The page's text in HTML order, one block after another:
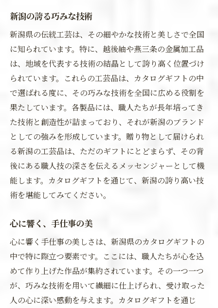
新潟の誇る巧みな技術
新潟県の伝統工芸は、その細やかな技術と美しさで全国
に知られています。特に、越後紬や燕三条の金属加工品
は、地域を代表する技術の結晶として誇り高く位置づけ
られています。これらの工芸品は、カタログギフトの中
で選ばれる度に、その巧みな技術を全国に広める役割を
果たしています。各製品には、職人たちが長年培ってき
た技術と創造性が詰まっており、それが新潟のブランド
としての強みを形成しています。贈り物として届けられ
る新潟の工芸品は、ただのギフトにとどまらず、その背
後にある職人技の深さを伝えるメッセンジャーとして機
能します。カタログギフトを通じて、新潟の誇り高い技
術を堪能してみてください。
心に響く、手仕事の美
心に響く手仕事の美しさは、新潟県のカタログギフトの
中で特に際立つ要素です。ここには、職人たちが心を込
めて作り上げた作品が集約されています。その一つ一つ
が、巧みな技術を用いて繊細に仕上げられ、受け取った
人の心に深い感動を与えます。カタログギフトを通じ